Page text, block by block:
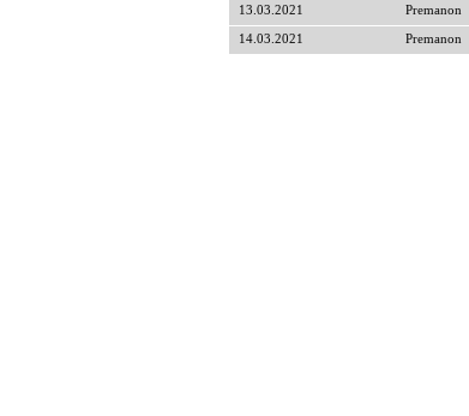
13.03.2021 Premanon
14.03.2021 Premanon